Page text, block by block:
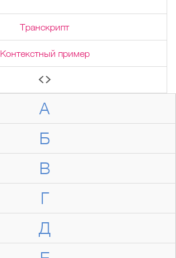
А
Б
В
Г
Д
Транскрипт
Контекстный пример